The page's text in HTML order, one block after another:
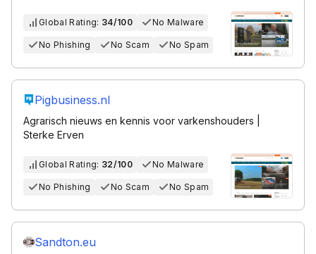
Global Rating: 34/100 No Malware
No Phishing No Scam No Spam
Pigbusiness.nl
Agrarisch nieuws en kennis voor varkenshouders |
Sterke Erven
Global Rating: 32/100 No Malware
No Phishing No Scam No Spam
Sandton.eu